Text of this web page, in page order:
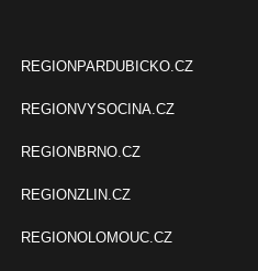
REGIONPARDUBICKO.CZ
REGIONVYSOCINA.CZ
REGIONBRNO.CZ
REGIONZLIN.CZ
REGIONOLOMOUC.CZ